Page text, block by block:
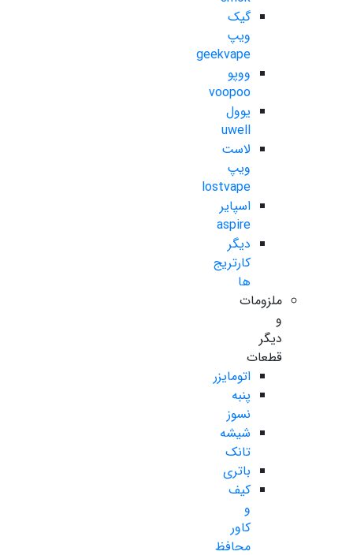
گیک
ویپ
geekvape
ووپو
voopoo
یوول
uwell
لاست
ویپ
lostvape
اسپایر
aspire
دیگر
کارتریج
ها
ملزومات
و
دیگر
قطعات
اتومایزر
پنبه
نسوز
شیشه
تانک
باتری
کیف
و
کاور
محافظ